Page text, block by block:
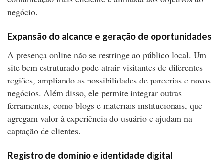
negócio.
Expansão do alcance e geração de oportunidades
A presença online não se restringe ao público local. Um
site bem estruturado pode atrair visitantes de diferentes
regiões, ampliando as possibilidades de parcerias e novos
negócios. Além disso, ele permite integrar outras
ferramentas, como blogs e materiais institucionais, que
agregam valor à experiência do usuário e ajudam na
captação de clientes.
Registro de domínio e identidade digital